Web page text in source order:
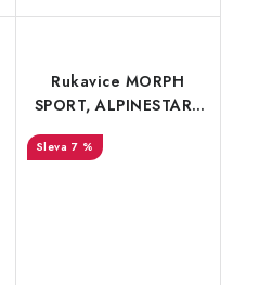
Rukavice MORPH
SPORT, ALPINESTARS
šedá/modrá/červená)
7 %